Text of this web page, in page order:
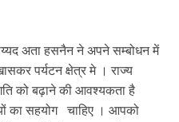
अता हसनैन ने अपने सम्बोधन में
पर्यटन क्षेत्र मे । राज्य
को बढ़ाने की आवश्यकता है
का सहयोग चाहिए । आपको